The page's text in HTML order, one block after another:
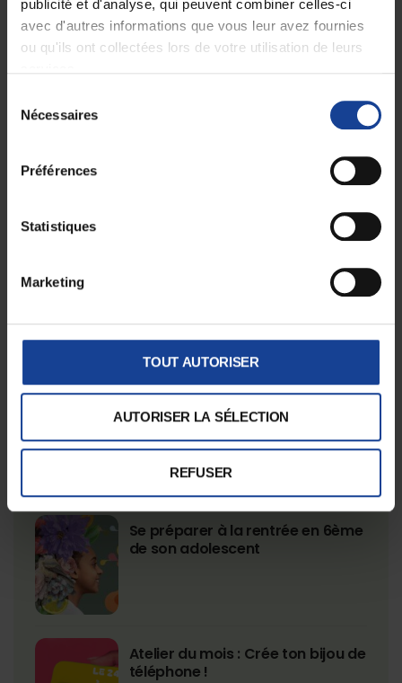
publicité et d'analyse, qui peuvent combiner celles-ci
avec d'autres informations que vous leur avez fournies
ou qu'ils ont collectées lors de votre utilisation de leurs
Nécessaires
Préférences
Statistiques
Marketing
TOUT AUTORISER
AUTORISER LA SÉLECTION
REFUSER
Atelier du mois : Création estivale
L’entrée en sixième, une étape
chargée en émotions ! –
Répondre aux questions des
Se préparer à la rentrée en 6ème
de son adolescent
Atelier du mois : Crée ton bijou de
téléphone !